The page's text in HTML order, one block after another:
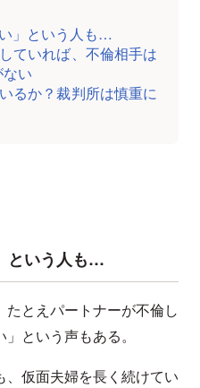
」という人も…
ていれば、不倫相手は
い
るか？裁判所は慎重に
という人も…
たとえパートナーが不倫し
という声もある。
仮面夫婦を長く続けてい